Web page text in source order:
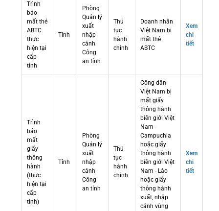
Trình
báo
mất thẻ
ABTC
thực
hiện tại
cấp
tỉnh
Tỉnh
Phòng
Quản lý
xuất
nhập
cảnh
Công
an tỉnh
Thủ
tục
hành
chính
Doanh nhân
Việt Nam bị
mất thẻ
ABTC
Xem
chi
tiết
Trình
báo
mất
giấy
thông
hành
(thực
hiện tại
cấp
tỉnh)
Tỉnh
Phòng
Quản lý
xuất
nhập
cảnh
Công
an tỉnh
Thủ
tục
hành
chính
Công dân
Việt Nam bị
mất giấy
thông hành
biên giới Việt
Nam -
Campuchia
hoặc giấy
thông hành
biên giới Việt
Nam - Lào
hoặc giấy
thông hành
xuất, nhập
cảnh vùng
Xem
chi
tiết